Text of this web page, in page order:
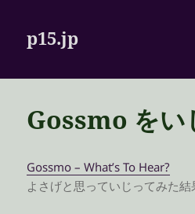
p15.jp
Gossmo をい
Gossmo – What’s To Hear?
よさげと思っていじってみた結